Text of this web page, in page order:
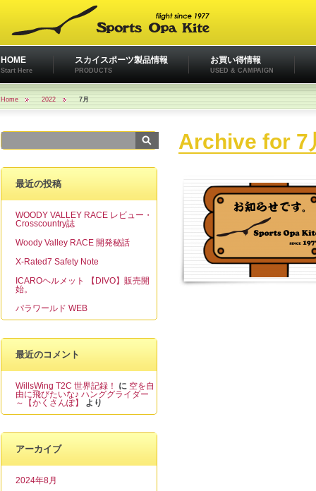
HOME
Start Here
スカイスポーツ製品情報
PRODUCTS
お買い得情報
USED & CAMPAIGN
Home 2022 7月
最近の投稿
WOODY VALLEY RACE レビュー・
Crosscountry誌
Woody Valley RACE 開発秘話
X-Rated7 Safety Note
ICAROヘルメット 【DIVO】販売開
始。
パラワールド WEB
最近のコメント
WillsWing T2C 世界記録！ に 空を自
由に飛びたいな♪ ハンググライダー
～【かくさんぽ】
より
アーカイブ
2024年8月
Archive for 7